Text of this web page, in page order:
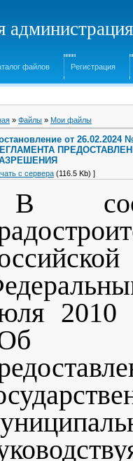
файлов Регистрация
» Файлы » Мои файлы
от
с сервера (116.5 Kb) ]
В